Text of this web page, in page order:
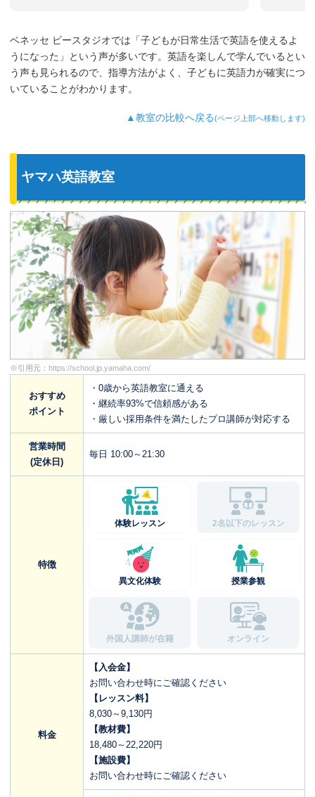
ベネッセ ビースタジオでは「子どもが日常生活で英語を使えるよ
うになった」という声が多いです。英語を楽しんで学んでいるとい
う声も見られるので、指導方法がよく、子どもに英語力が確実につ
いていることがわかります。
▲教室の比較へ戻る(ページ上部へ移動します)
ヤマハ英語教室
※引用元： https://school.jp.yamaha.com/
おすすめ
ポイント
・0歳から英語教室に通える
・継続率93%で信頼感がある
・厳しい採用条件を満たしたプロ講師が対応する
営業時間
(定休日)
毎日 10:00～21:30
特徴
体験レッスン 2名以下のレッスン
異文化体験 授業参観
外国人講師が在籍 オンライン
料金
【入会金】
お問い合わせ時にご確認ください
【レッスン料】
8,030～9,130円
【教材費】
18,480～22,220円
【施設費】
お問い合わせ時にご確認ください